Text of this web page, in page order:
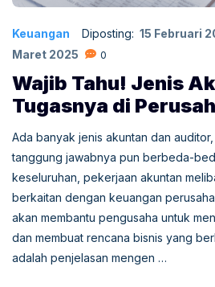
Keuangan Diposting: 15 Februari
Maret 2025
0
Wajib Tahu! Jenis
Tugasnya di
Ada banyak jenis akuntan dan
tanggung jawabnya pun berbeda-
keseluruhan, pekerjaan akuntan
berkaitan dengan keuangan
akan membantu pengusaha untuk
dan membuat rencana bisnis yang
adalah penjelasan mengen …